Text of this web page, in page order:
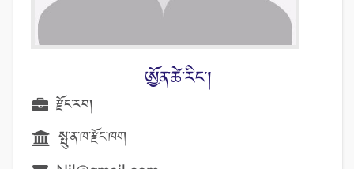
ཨྱོན་ཚེ་རིང་།
རྫོང་རབ།
སྤུ་ན་ཁ་རྫོང་ཁག
Nil@gmail.com